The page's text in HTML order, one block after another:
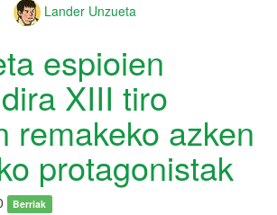
Lander Unzueta
espioien
XIII tiro
remakeko azken
protagonistak
Berriak